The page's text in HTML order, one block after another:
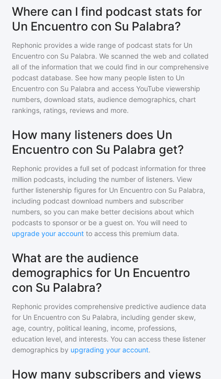
Where can I find podcast stats for
Un Encuentro con Su Palabra?
Rephonic provides a wide range of podcast stats for Un
Encuentro con Su Palabra. We scanned the web and collated
all of the information that we could find in our comprehensive
podcast database. See how many people listen to Un
Encuentro con Su Palabra and access YouTube viewership
numbers, download stats, audience demographics, chart
rankings, ratings, reviews and more.
How many listeners does Un
Encuentro con Su Palabra get?
Rephonic provides a full set of podcast information for three
million podcasts, including the number of listeners. View
further listenership figures for Un Encuentro con Su Palabra,
including podcast download numbers and subscriber
numbers, so you can make better decisions about which
podcasts to sponsor or be a guest on. You will need to
upgrade your account to access this premium data.
What are the audience
demographics for Un Encuentro
con Su Palabra?
Rephonic provides comprehensive predictive audience data
for Un Encuentro con Su Palabra, including gender skew,
age, country, political leaning, income, professions,
education level, and interests. You can access these listener
demographics by upgrading your account.
How many subscribers and views